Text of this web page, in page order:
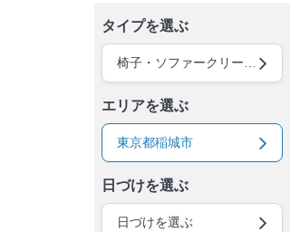
タイプを選ぶ
エリアを選ぶ
東京都稲城市
日づけを選ぶ
日づけを選ぶ